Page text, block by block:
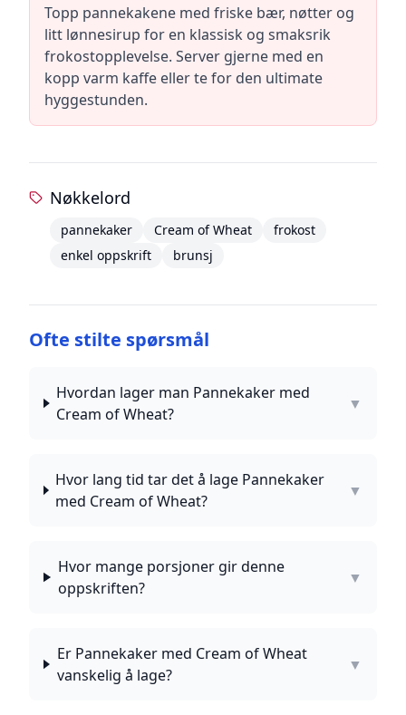
Topp pannekakene med friske bær, nøtter og
litt lønnesirup for en klassisk og smaksrik
frokostopplevelse. Server gjerne med en
kopp varm kaffe eller te for den ultimate
hyggestunden.
Nøkkelord
pannekaker Cream of Wheat
frokost
enkel oppskrift
brunsj
Ofte stilte spørsmål
Hvordan lager man Pannekaker med
Cream of Wheat?
▼
Hvor lang tid tar det å lage Pannekaker
med Cream of Wheat?
▼
Hvor mange porsjoner gir denne
oppskriften?
▼
Er Pannekaker med Cream of Wheat
vanskelig å lage?
▼